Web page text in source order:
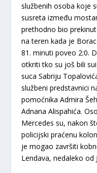
službenih osoba koje
susreta između
prethodno bio
na teren kada je
81. minuti poveo 2:0.
otkriti tko su još bili
suca Sabriju
službeni predstavnici
pomoćnika Admira
Adnana Alispahića.
Mercedes su, nakon
policijski praćenu
je mogao završiti
Lendava, nedaleko od